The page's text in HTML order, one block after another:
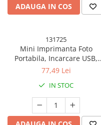
ADAUGA IN COS
131725
Mini Imprimanta Foto
Portabila, Incarcare USB,
Bluetooth, Model Pisicuta,
77,49 Lei
IN STOC